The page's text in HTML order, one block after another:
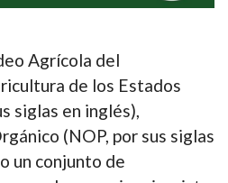
Agrícola del
de los Estados
siglas en inglés),
(NOP, por sus siglas
un conjunto de